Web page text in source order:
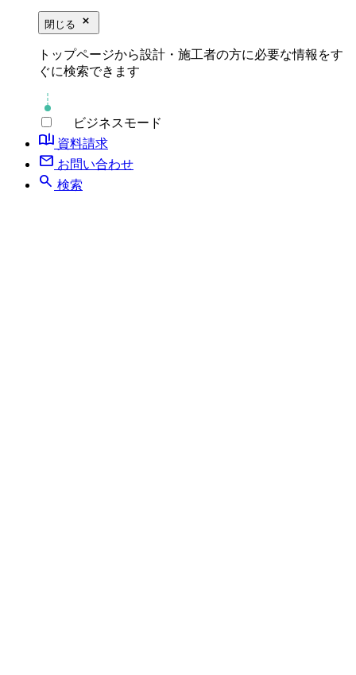
閉じる close_small
トップページから設計・施工者の方に必要な情報をす
ぐに検索できます
ビジネスモード
book_ribbon 資料請求
mail お問い合わせ
search 検索